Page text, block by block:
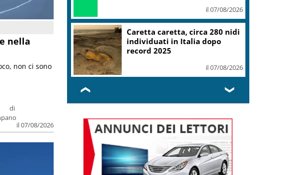
nella
di
il 07/08/2026
non ci sono
il 07/08/2026
Caretta caretta, circa 280 nidi
individuati in Italia dopo
record 2025
il 07/08/2026
❮ ❯